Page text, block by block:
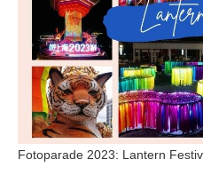
Fotoparade 2023: Lantern